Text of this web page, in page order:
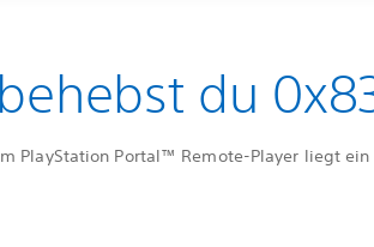
du
PlayStation Portal™ Remote-Player liegt ein